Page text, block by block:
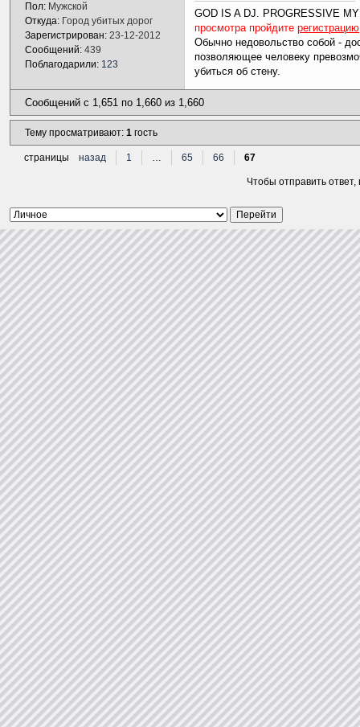
Пол: Мужской
Откуда: Город убитых дорог
Зарегистрирован: 23-12-2012
Сообщений: 439
Поблагодарили: 123
GOD IS A DJ. PROGRESSIVE
просмотра пройдите регистрацию
Обычно недовольство собой -
позволяющее человеку
убиться об стену.
Сообщений с 1,651 по 1,660 из 1,660
Тему просматривают: 1 гость
страницы назад 1 … 65 66 67
Чтобы отправить